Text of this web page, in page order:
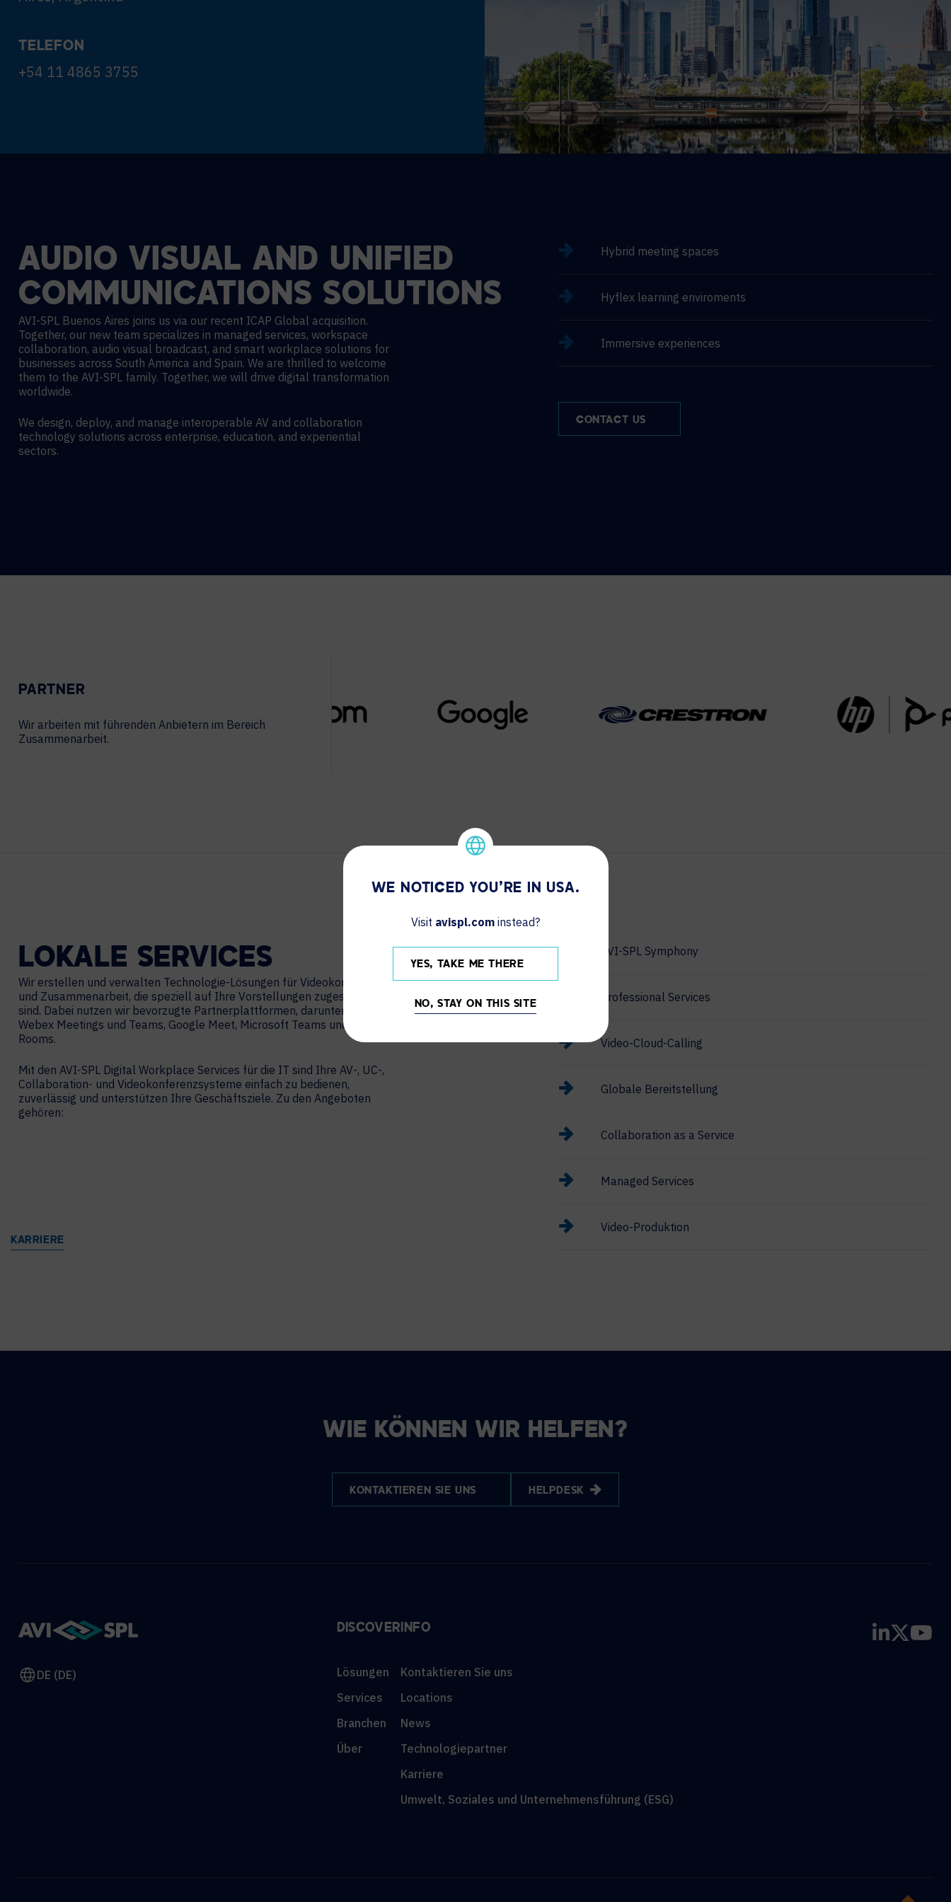
TELEFON
+54 11 4865 3755
AUDIO VISUAL AND UNIFIED
COMMUNICATIONS SOLUTIONS
AVI-SPL Buenos Aires joins us via our recent ICAP Global acquisition.
Together, our new team specializes in managed services, workspace
collaboration, audio visual broadcast, and smart workplace solutions for
businesses across South America and Spain. We are thrilled to welcome
them to the AVI-SPL family. Together, we will drive digital transformation
worldwide.
We design, deploy, and manage interoperable AV and collaboration
technology solutions across enterprise, education, and experiential
sectors.
Hybrid meeting spaces
Hyflex learning enviroments
Immersive experiences
CONTACT US
PARTNER
Wir arbeiten mit führenden Anbietern im Bereich
Zusammenarbeit.
LOKALE SERVICES
Wir erstellen und verwalten Technologie-Lösungen für Videokonferenzen
und Zusammenarbeit, die speziell auf Ihre Vorstellungen zugeschnitten
sind. Dabei nutzen wir bevorzugte Partnerplattformen, darunter Cisco
Webex Meetings und Teams, Google Meet, Microsoft Teams und Zoom
Rooms.
Mit den AVI-SPL Digital Workplace Services für die IT sind Ihre AV-, UC-,
Collaboration- und Videokonferenzsysteme einfach zu bedienen,
zuverlässig und unterstützen Ihre Geschäftsziele. Zu den Angeboten
gehören:
AVI-SPL Symphony
Professional Services
Video-Cloud-Calling
Globale Bereitstellung
Collaboration as a Service
Managed Services
Video-Produktion
KARRIERE
WIE KÖNNEN WIR HELFEN?
KONTAKTIEREN SIE UNS HELPDESK
DE (DE)
DISCOVER
Lösungen
Services
Branchen
Über
INFO
Kontaktieren Sie uns
Locations
News
Technologiepartner
Karriere
Umwelt, Soziales und Unternehmensführung (ESG)
WE NOTICED YOU'RE IN USA.
Visit avispl.com instead?
YES, TAKE ME THERE
NO, STAY ON THIS SITE